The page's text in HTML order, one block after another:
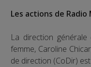
Les actions de Radio
La direction
femme, Caroline
de direction (CoDir)